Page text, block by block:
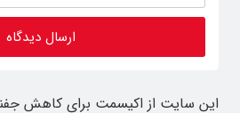
این سایت از اکیسمت برای کاهش